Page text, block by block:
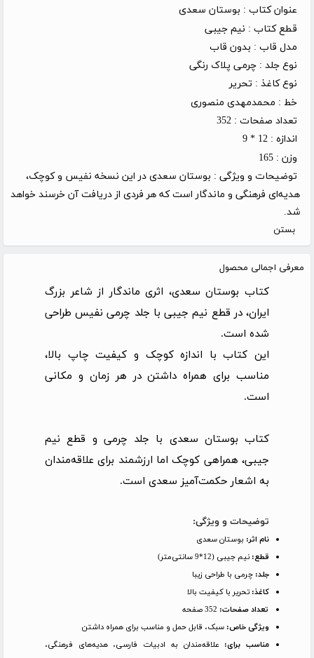
عنوان کتاب : بوستان سعدی
قطع کتاب : نیم جیبی
مدل قاب : بدون قاب
نوع جلد : چرمی پلاک رنگی
نوع کاغذ : تحریر
خط : محمدمهدی منصوری
تعداد صفحات : 352
اندازه : 12 * 9
وزن : 165
توضیحات و ویژگی : بوستان سعدی در این نسخه نفیس و کوچک،
هدیه‌ای فرهنگی و ماندگار است که هر فردی از دریافت آن خرسند خواهد
شد.
بستن
معرفی اجمالی محصول
کتاب بوستان سعدی، اثری ماندگار از شاعر بزرگ
ایران، در قطع نیم جیبی با جلد چرمی نفیس طراحی
شده است.
این کتاب با اندازه کوچک و کیفیت چاپ بالا،
مناسب برای همراه داشتن در هر زمان و مکانی
است.
کتاب بوستان سعدی با جلد چرمی و قطع نیم
جیبی، همراهی کوچک اما ارزشمند برای علاقه‌مندان
به اشعار حکمت‌آمیز سعدی است.
توضیحات و ویژگی:
نام اثر: بوستان سعدی
قطع: نیم جیبی (12*9 سانتی‌متر)
جلد: چرمی با طراحی زیبا
کاغذ: تحریر با کیفیت بالا
تعداد صفحات:
ویژگی خاص: سبک، قابل حمل و مناسب برای همراه داشتن
مناسب برای: علاقه‌مندان به ادبیات فارسی، هدیه‌های فرهنگی،